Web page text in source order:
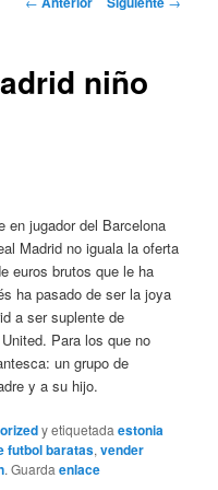
niño
en jugador del Barcelona
Madrid no iguala la oferta
euros brutos que le ha
ha pasado de ser la joya
a ser suplente de
Para los que no
un grupo de
y a su hijo.
y etiquetadaestonia
futbol baratas,vender
. Guardaenlace